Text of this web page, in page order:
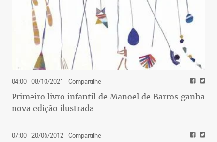
04:00 - 08/10/2021 - Compartilhe
Primeiro livro infantil de Manoel de Barros ganha
nova edição ilustrada
07:00 - 20/06/2012- Compartilhe